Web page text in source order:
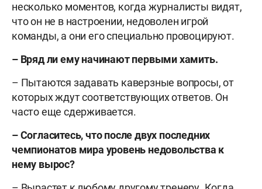
несколько моментов, когда журналисты видят,
что он не в настроении, недоволен игрой
команды, а они его специально провоцируют.
– Вряд ли ему начинают первыми хамить.
– Пытаются задавать каверзные вопросы, от
которых ждут соответствующих ответов. Он
часто еще сдерживается.
– Согласитесь, что после двух последних
чемпионатов мира уровень недовольства к
нему вырос?